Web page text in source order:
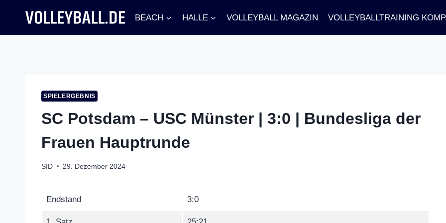
springen
BEACH HALLE VOLLEYBALL MAGAZIN VOLLEYBALLTRAINING
SPIELERGEBNIS
SC Potsdam – USC Münster | 3:0 | Bundesliga der
Frauen Hauptrunde
SID 29. Dezember 2024
Endstand 3:0